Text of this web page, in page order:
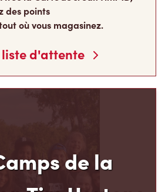
où vous magasinez.
liste d'attente
Tim Hortons